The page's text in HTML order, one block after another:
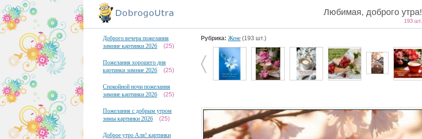
Любимая, доброго утра!
193 шт.
Доброго вечера пожелания
зимние картинки 2026
(25)
Пожелания хорошего дня
картинки зимние 2026
(25)
Спокойной ночи пожелания
зимние картинки 2026
(25)
Пожелания с добрым утром
зимы картинки 2026
(25)
Доброе утро Аля! картинки
Рубрика: Жене (193 шт.)